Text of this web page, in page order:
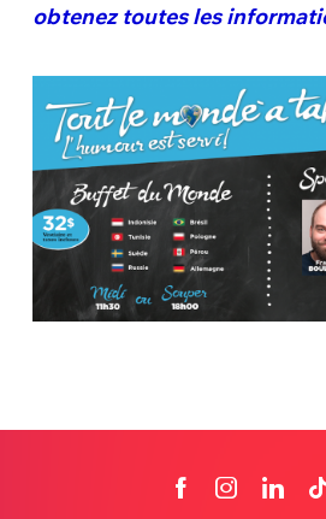
obtenez toutes les